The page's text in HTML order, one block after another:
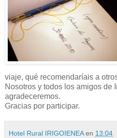
viaje, qué recomendaríais a
Nosotros y todos los amigos de
agradeceremos.
Gracias por participar.
Hotel Rural IRIGOIENEA en 13:04